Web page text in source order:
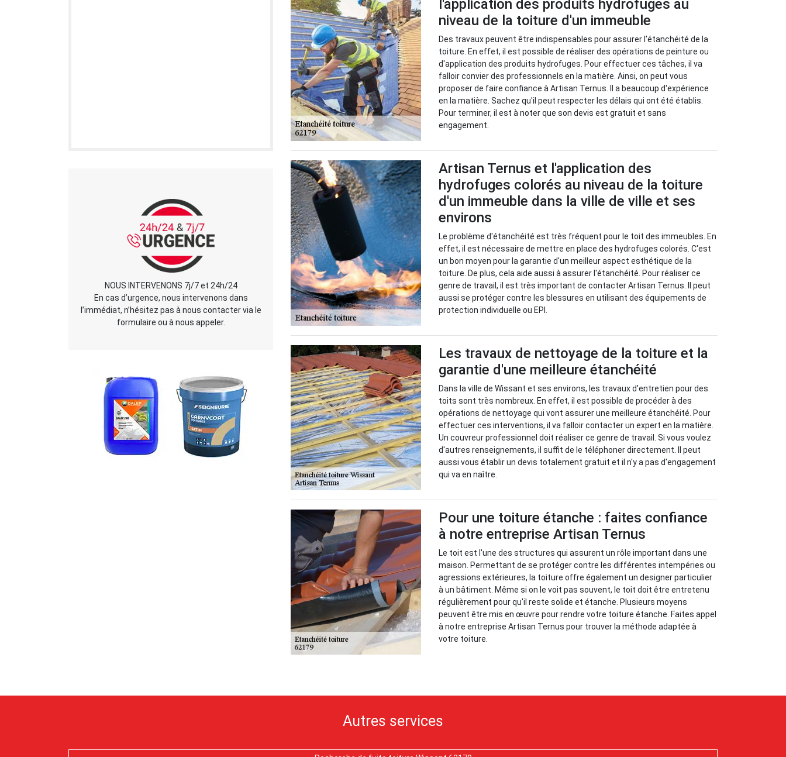
NOUS INTERVENONS 7j/7 et 24h/24
En cas d’urgence, nous intervenons dans
l’immédiat, n’hésitez pas à nous contacter via le
formulaire ou à nous appeler.
l'application des produits hydrofuges au
niveau de la toiture d'un immeuble
Des travaux peuvent être indispensables pour assurer l'étanchéité de la
toiture. En effet, il est possible de réaliser des opérations de peinture ou
d'application des produits hydrofuges. Pour effectuer ces tâches, il va
falloir convier des professionnels en la matière. Ainsi, on peut vous
proposer de faire confiance à Artisan Ternus. Il a beaucoup d'expérience
en la matière. Sachez qu'il peut respecter les délais qui ont été établis.
Pour terminer, il est à noter que son devis est gratuit et sans
engagement.
Artisan Ternus et l'application des
hydrofuges colorés au niveau de la toiture
d'un immeuble dans la ville de ville et ses
environs
Le problème d'étanchéité est très fréquent pour le toit des immeubles. En
effet, il est nécessaire de mettre en place des hydrofuges colorés. C'est
un bon moyen pour la garantie d'un meilleur aspect esthétique de la
toiture. De plus, cela aide aussi à assurer l'étanchéité. Pour réaliser ce
genre de travail, il est très important de contacter Artisan Ternus. Il peut
aussi se protéger contre les blessures en utilisant des équipements de
protection individuelle ou EPI.
Les travaux de nettoyage de la toiture et la
garantie d'une meilleure étanchéité
Dans la ville de Wissant et ses environs, les travaux d'entretien pour des
toits sont très nombreux. En effet, il est possible de procéder à des
opérations de nettoyage qui vont assurer une meilleure étanchéité. Pour
effectuer ces interventions, il va falloir contacter un expert en la matière.
Un couvreur professionnel doit réaliser ce genre de travail. Si vous voulez
d'autres renseignements, il suffit de le téléphoner directement. Il peut
aussi vous établir un devis totalement gratuit et il n'y a pas d'engagement
qui va en naître.
Pour une toiture étanche : faites confiance
à notre entreprise Artisan Ternus
Le toit est l'une des structures qui assurent un rôle important dans une
maison. Permettant de se protéger contre les différentes intempéries ou
agressions extérieures, la toiture offre également un designer particulier
à un bâtiment. Même si on le voit pas souvent, le toit doit être entretenu
régulièrement pour qu'il reste solide et étanche. Plusieurs moyens
peuvent être mis en œuvre pour rendre votre toiture étanche. Faites appel
à notre entreprise Artisan Ternus pour trouver la méthode adaptée à
votre toiture.
Autres services